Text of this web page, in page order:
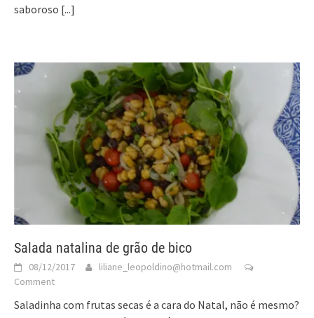
saboroso [...]
Salada natalina de grão de bico
08/12/2017
liliane_leopoldino@hotmail.com
Comment
Saladinha com frutas secas é a cara do Natal, não é mesmo?